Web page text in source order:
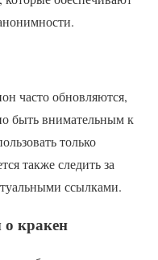
часто обновляются,
быть внимательным к
только
также следить за
ссылками.
о кракен